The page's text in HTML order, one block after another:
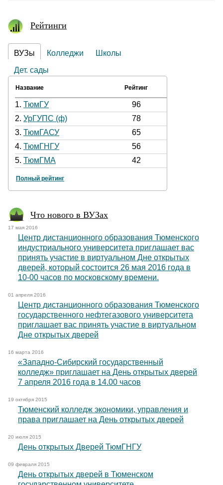
Рейтинги
ВУЗы Колледжи
Школы
Дет. сады
Название Рейтинг
1. ТюмГУ
96
2. УрГУПС (ф)
78
3. ТюмГАСУ
65
4. ТюмГНГУ
56
5. ТюмГМА 42
Полный рейтинг
Что нового в ВУЗах
17 мая 2016
Центр дистанционного образования Тюменского
индустриального университета приглашает вас
принять участие в виртуальном Дне открытых
дверей, который состоится 26 мая 2016 года в
10-00 часов по московскому времени.
01 апреля 2016
Центр дистанционного образования Тюменского
государственного нефтегазового университета
приглашает вас принять участие в виртуальном
Дне открытых дверей
16 марта 2016
«Западно-Сибирский государственный
колледж» приглашает на День открытых дверей
7 апреля 2016 года в 14.00 часов
19 октября 2015
Тюменский колледж экономики, управления и
права приглашает на День открытых дверей
20 июля 2015
День открытых Дверей ТюмГНГУ
09 февраля 2015
День открытых дверей в Тюменском